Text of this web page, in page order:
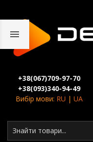
+38(067)709-97-70
+38(093)340-94-49
Вибір мови: RU |UA